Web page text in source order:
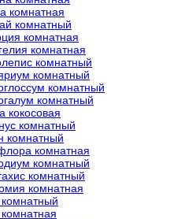
комнатная
комнатный
комнатная
комнатная
комнатный
комнатный
комнатный
комнатный
кокосовая
комнатный
комнатный
комнатная
комнатный
комнатный
комнатная